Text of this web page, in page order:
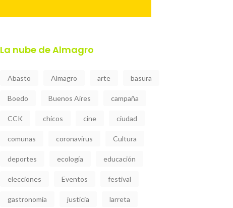
La nube de Almagro
Abasto Almagro arte basura
Boedo Buenos Aires campaña
CCK chicos cine ciudad
comunas coronavirus Cultura
deportes ecología educación
elecciones Eventos festival
gastronomía justicia larreta